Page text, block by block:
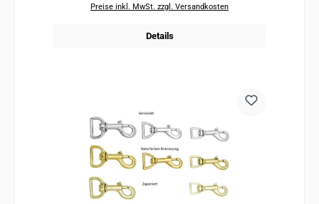
Preise inkl. MwSt. zzgl. Versandkosten
Details